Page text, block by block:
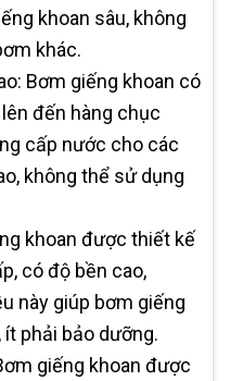
khoan sâu, không
khác.
Bơm giếng khoan có
đến hàng chục
cấp nước cho các
không thể sử dụng
khoan được thiết kế
có độ bền cao,
này giúp bơm giếng
phải bảo dưỡng.
giếng khoan được